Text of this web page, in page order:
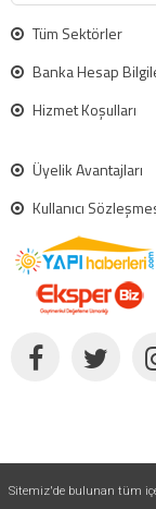
Tüm Sektörler
Banka Hesap
Hizmet Koşulları
Üyelik Avantajları
Kullanıcı
Sitemiz'de bulunan tüm